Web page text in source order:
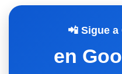
📲 Sigue
en